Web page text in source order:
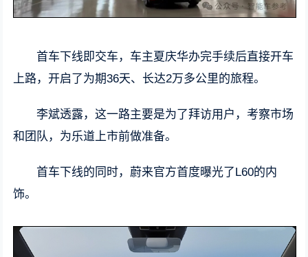
首车下线即交车，车主夏庆华办完手续后直接开车
上路，开启了为期36天、长达2万多公里的旅程。
李斌透露，这一路主要是为了拜访用户，考察市场
和团队，为乐道上市前做准备。
首车下线的同时，蔚来官方首度曝光了L60的内
饰。